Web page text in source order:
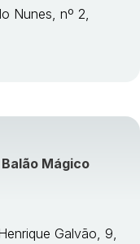
Nunes, nº 2,
Mágico
Galvão, 9,